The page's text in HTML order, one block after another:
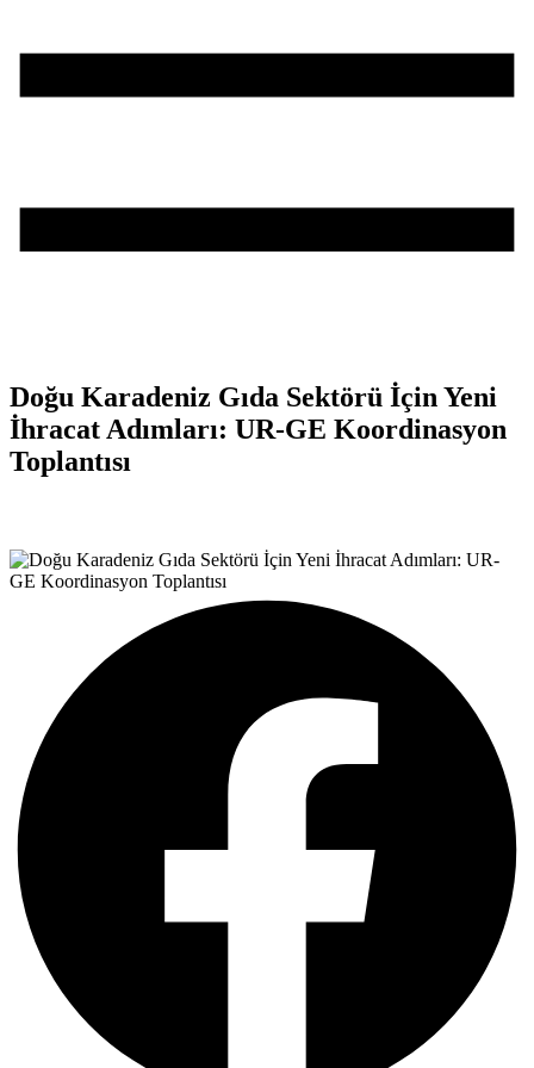
Doğu Karadeniz Gıda Sektörü İçin Yeni
İhracat Adımları: UR-GE Koordinasyon
Toplantısı